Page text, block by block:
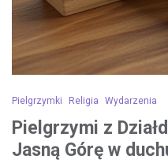
Pielgrzymki Religia Wydarzenia
Pielgrzymi z
Jasną Górę w